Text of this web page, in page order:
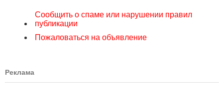
Сообщить о спаме или нарушении правил
публикации
Пожаловаться на объявление
Реклама